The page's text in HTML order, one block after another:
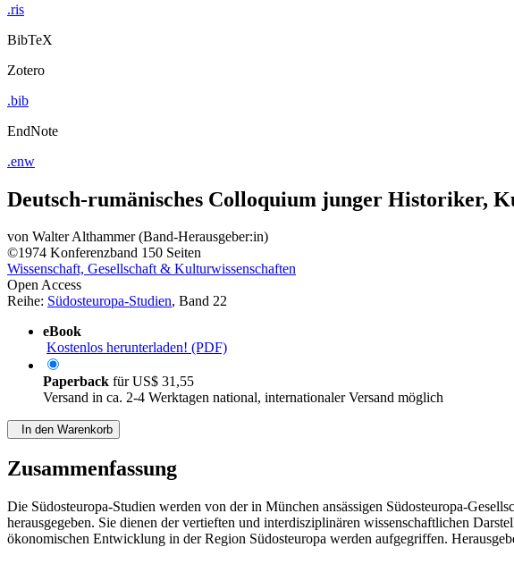
.ris
BibTeX
Zotero
.bib
EndNote
.enw
Deutsch-rumänisches Colloquium junger Historiker,
von Walter Althammer (Band-Herausgeber:in)
©1974 Konferenzband 150 Seiten
Wissenschaft, Gesellschaft & Kulturwissenschaften
Open Access
Reihe: Südosteuropa-Studien, Band 22
eBook
Kostenlos herunterladen! (PDF)
Paperback fürUS$ 31,55
Versand in ca. 2-4 Werktagen national, internationaler Versand möglich
In den Warenkorb
Zusammenfassung
Die Südosteuropa-Studien werden von der in München ansässigen Südosteuropa-
herausgegeben. Sie dienen der vertieften und interdisziplinären wissenschaftlichen
ökonomischen Entwicklung in der Region Südosteuropa werden aufgegriffen.